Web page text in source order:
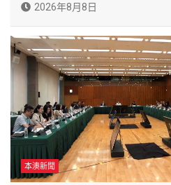
2026年8月8日
本澳新聞